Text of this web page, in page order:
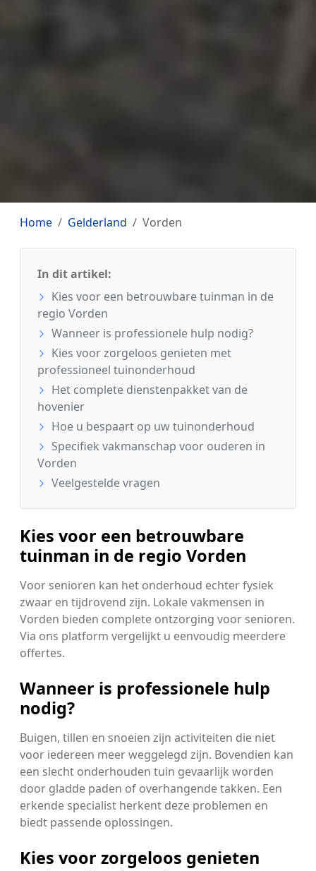
Home Gelderland Vorden
In dit artikel:
Kies voor een betrouwbare tuinman in de
regio Vorden
Wanneer is professionele hulp nodig?
Kies voor zorgeloos genieten met
professioneel tuinonderhoud
Het complete dienstenpakket van de
hovenier
Hoe u bespaart op uw tuinonderhoud
Specifiek vakmanschap voor ouderen in
Vorden
Veelgestelde vragen
Kies voor een betrouwbare
tuinman in de regio Vorden
Voor senioren kan het onderhoud echter fysiek
zwaar en tijdrovend zijn. Lokale vakmensen in
Vorden bieden complete ontzorging voor senioren.
Via ons platform vergelijkt u eenvoudig meerdere
offertes.
Wanneer is professionele hulp
nodig?
Buigen, tillen en snoeien zijn activiteiten die niet
voor iedereen meer weggelegd zijn. Bovendien kan
een slecht onderhouden tuin gevaarlijk worden
door gladde paden of overhangende takken. Een
erkende specialist herkent deze problemen en
biedt passende oplossingen.
Kies voor zorgeloos genieten